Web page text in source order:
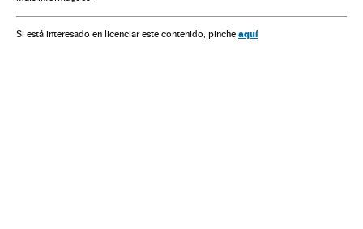
Jeff Sessions
Si está interesado en licenciar este contenido, pinche aquí